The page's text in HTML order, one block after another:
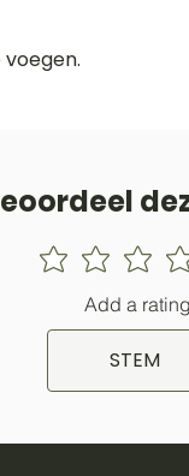
Add a rating
STEM